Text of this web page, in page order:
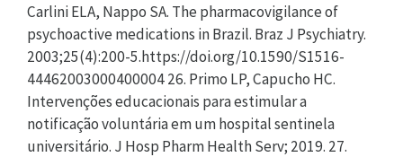
Carlini ELA, Nappo SA. The pharmacovigilance of
psychoactive medications in Brazil. Braz J Psychiatry.
2003;25(4):200-5.https://doi.org/10.1590/S1516-
44462003000400004 26. Primo LP, Capucho HC.
Intervenções educacionais para estimular a
notificação voluntária em um hospital sentinela
universitário. J Hosp Pharm Health Serv; 2019. 27.